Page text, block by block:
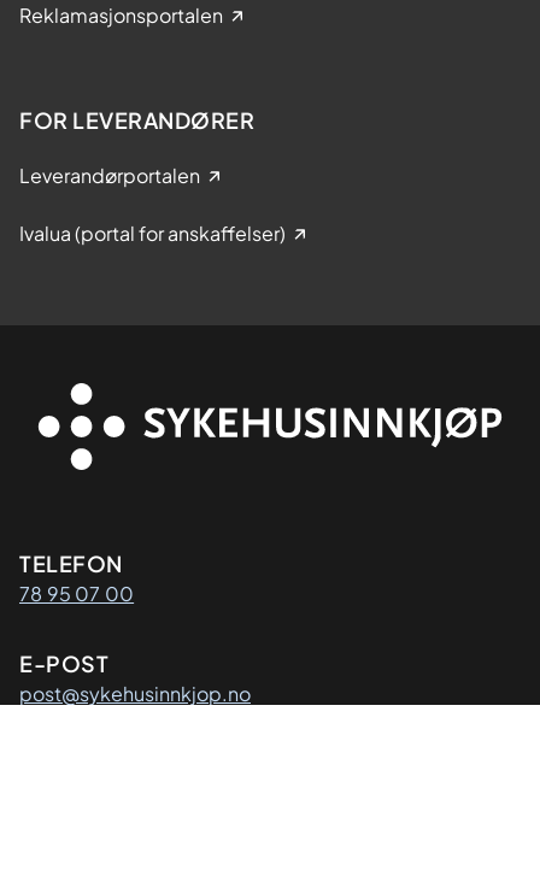
Reklamasjonsportalen
FOR LEVERANDØRER
Leverandørportalen
Ivalua (portal for anskaffelser)
Kontaktinformasjon
TELEFON
78 95 07 00
E-POST
post@sykehusinnkjop.no